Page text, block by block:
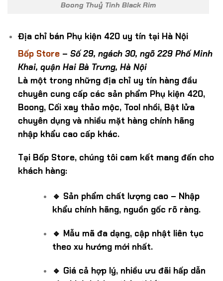
Boong Thuỷ Tinh Black Rim
Địa chỉ bán Phụ kiện 420 uy tín tại Hà Nội
Bốp Store– Số 29, ngách 30, ngõ 229 Phố Minh
Khai, quận Hai Bà Trưng, Hà Nội
Là một trong những địa chỉ uy tín hàng đầu
chuyên cung cấp các sản phẩm Phụ kiện 420,
Boong, Cối xay thảo mộc, Tool nhồi, Bật lửa
chuyên dụng và nhiều mặt hàng chính hãng
nhập khẩu cao cấp khác.
Tại Bốp Store, chúng tôi cam kết mang đến cho
khách hàng:
🔹 Sản phẩm chất lượng cao – Nhập
khẩu chính hãng, nguồn gốc rõ ràng.
🔹 Mẫu mã đa dạng, cập nhật liên tục
theo xu hướng mới nhất.
🔹 Giá cả hợp lý, nhiều ưu đãi hấp dẫn